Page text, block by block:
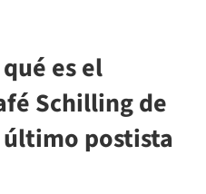
es el
Schilling de
postista